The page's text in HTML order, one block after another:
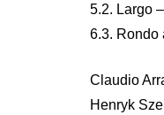
5.2. Largo
6.3. Rondo
Claudio
Henryk